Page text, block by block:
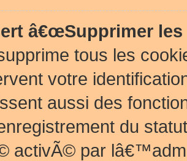
â€œSupprimer les
tous les
votre
aussi des
du
activÃ© par